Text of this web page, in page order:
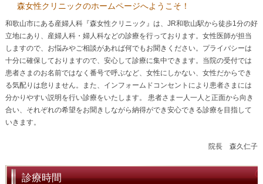
森女性クリニックのホームページへようこそ！
和歌山市にある産婦人科『森女性クリニック』は、JR和歌山駅から徒歩1分の好
立地にあり、産婦人科・婦人科などの診療を行っております。女性医師が担当
しますので、お悩みやご相談があれば何でもお聞きください。プライバシーは
十分に確保しておりますので、安心して診療に集中できます。当院の受付では
患者さまのお名前ではなく番号で呼ぶなど、女性にしかない、女性だからでき
る気配りは怠りません。また、インフォームドコンセントにより患者さまには
分かりやすい説明を行い診療をいたします。 患者さま一人一人と正面から向き
合い、それぞれの希望をお聞きしながら納得ができ安心できる診療を目指して
いきます。
院長 森久仁子
診療時間